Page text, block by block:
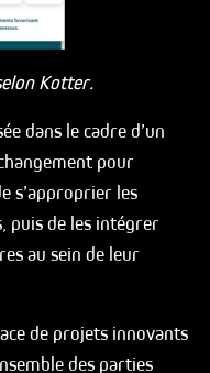
Kotter.
dans le cadre d’un
pour
s’approprier les
puis de les intégrer
au sein de leur
de projets innovants
des parties